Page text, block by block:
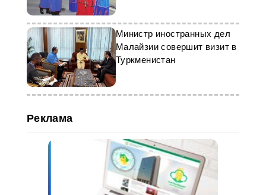
Министр иностранных дел
Малайзии совершит визит в
Туркменистан
Реклама